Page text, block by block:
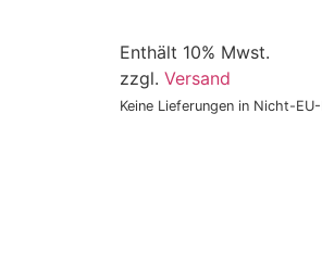
Enthält 10% Mwst.
zzgl. Versand
Keine Lieferungen in Nicht-